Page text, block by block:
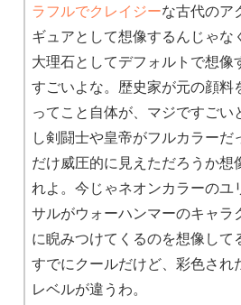
ラフルでクレイジーな古代のア
ギュアとして想像するんじゃな
大理石としてデフォルトで想像
すごいよな。歴史家が元の顔料
ってこと自体が、マジですごい
し剣闘士や皇帝がフルカラーだ
だけ威圧的に見えただろうか想
れよ。今じゃネオンカラーのユ
サルがウォーハンマーのキャラ
に睨みつけてくるのを想像して
すでにクールだけど、彩色され
レベルが違うわ。